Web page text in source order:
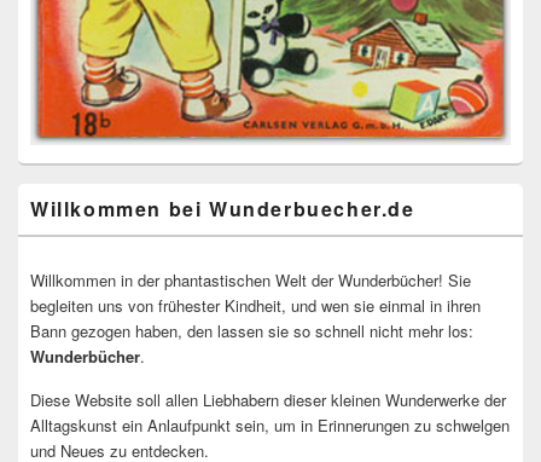
Willkommen bei Wunderbuecher.de
Willkommen in der phantastischen Welt der Wunderbücher! Sie
begleiten uns von frühester Kindheit, und wen sie einmal in ihren
Bann gezogen haben, den lassen sie so schnell nicht mehr los:
Wunderbücher.
Diese Website soll allen Liebhabern dieser kleinen Wunderwerke der
Alltagskunst ein Anlaufpunkt sein, um in Erinnerungen zu schwelgen
und Neues zu entdecken.